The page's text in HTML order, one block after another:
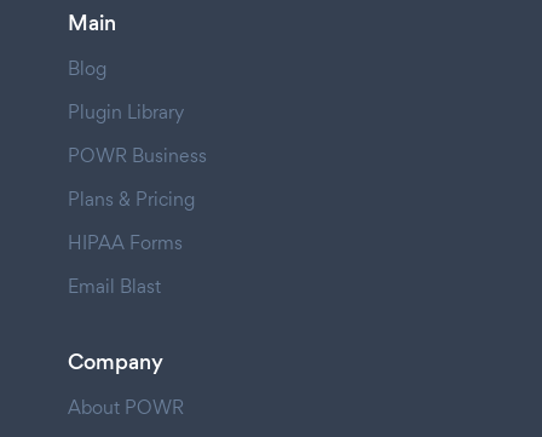
Main
Blog
Plugin Library
POWR Business
Plans & Pricing
HIPAA Forms
Email Blast
Company
About POWR